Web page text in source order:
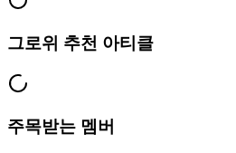
그로위 추천 아티클
주목받는 멤버